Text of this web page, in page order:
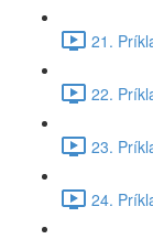
21.
22.
23.
24.